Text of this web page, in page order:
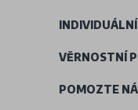
INDIVIDUÁLNÍ
VĚRNOSTNÍ
POMOZTE